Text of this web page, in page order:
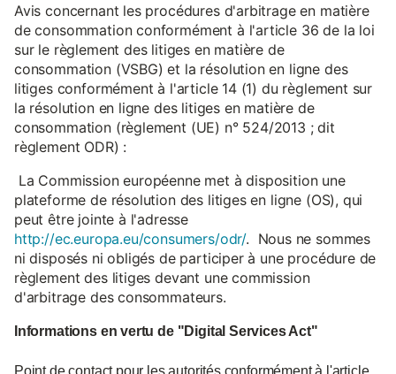
Avis concernant les procédures d'arbitrage en matière
de consommation conformément à l'article 36 de la loi
sur le règlement des litiges en matière de
consommation (VSBG) et la résolution en ligne des
litiges conformément à l'article 14 (1) du règlement sur
la résolution en ligne des litiges en matière de
consommation (règlement (UE) n° 524/2013 ; dit
règlement ODR) :
La Commission européenne met à disposition une
plateforme de résolution des litiges en ligne (OS), qui
peut être jointe à l'adresse
http://ec.europa.eu/consumers/odr/. Nous ne sommes
ni disposés ni obligés de participer à une procédure de
règlement des litiges devant une commission
d'arbitrage des consommateurs.
Informations en vertu de "Digital Services Act"
Point de contact pour les autorités conformément à l'article